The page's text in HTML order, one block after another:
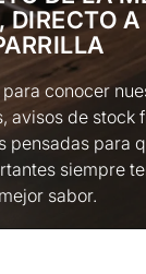
DIRECTO A
conocer
avisos de stock
pensadas para
siempre
mejor sabor.